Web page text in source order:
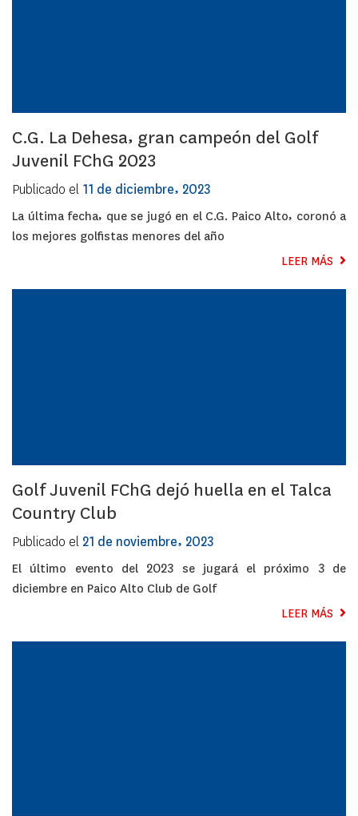
C.G. La Dehesa, gran campeón del Golf
Juvenil FChG 2023
Publicado el 11 de diciembre, 2023
La última fecha, que se jugó en el C.G. Paico Alto, coronó a
los mejores golfistas menores del año
LEER MÁS
Golf Juvenil FChG dejó huella en el Talca
Country Club
Publicado el 21 de noviembre, 2023
El último evento del 2023 se jugará el próximo 3 de
diciembre en Paico Alto Club de Golf
LEER MÁS